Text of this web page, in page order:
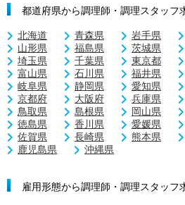
都道府県から調理師・調理スタッフ
北海道 青森県 岩手県
山形県
福島県 茨城県
埼玉県
千葉県 東京都
富山県
石川県 福井県
岐阜県
静岡県 愛知県
京都府
大阪府 兵庫県
鳥取県
島根県 岡山県
徳島県
香川県 愛媛県
佐賀県
長崎県 熊本県
鹿児島県
沖縄県
雇用形態から調理師・調理スタッフ